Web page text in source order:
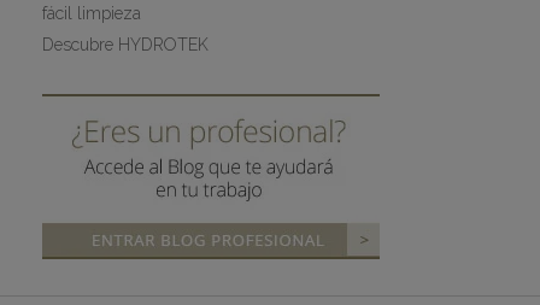
fácil limpieza
Descubre HYDROTEK